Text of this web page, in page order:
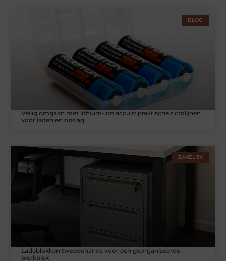
BLOG
Veilig omgaan met lithium-ion accu's: praktische richtlijnen
voor laden en opslag
ZAKELIJK
Ladeblokken tweedehands voor een georganiseerde
werkplek